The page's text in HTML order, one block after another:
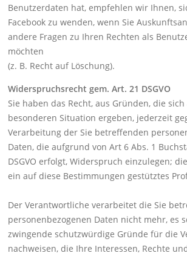
Benutzerdaten hat, empfehlen wir Ihnen,
Facebook zu wenden, wenn Sie
andere Fragen zu Ihren Rechten als
möchten
(z. B. Recht auf Löschung).
Widerspruchsrecht gem. Art. 21 DSGVO
Sie haben das Recht, aus Gründen, die
besonderen Situation ergeben, jederzeit
Verarbeitung der Sie betreffenden
Daten, die aufgrund von Art 6 Abs. 1
DSGVO erfolgt, Widerspruch einzulegen;
ein auf diese Bestimmungen gestütztes
Der Verantwortliche verarbeitet die Sie
personenbezogenen Daten nicht mehr, es
zwingende schutzwürdige Gründe für die
nachweisen, die Ihre Interessen, Rechte